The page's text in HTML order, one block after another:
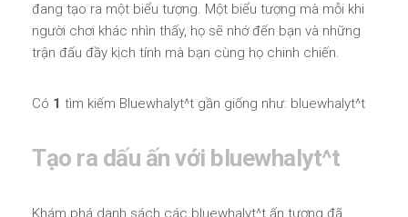
đang tạo ra một biểu tượng. Một biểu tượng mà mỗi khi
người chơi khác nhìn thấy, họ sẽ nhớ đến bạn và những
trận đấu đầy kịch tính mà bạn cùng họ chinh chiến.
Có 1 tìm kiếm Bluewhalyt^t gần giống như: bluewhalyt^t
Tạo ra dấu ấn với bluewhalyt^t
Khám phá danh sách các bluewhalyt^t ấn tượng đã